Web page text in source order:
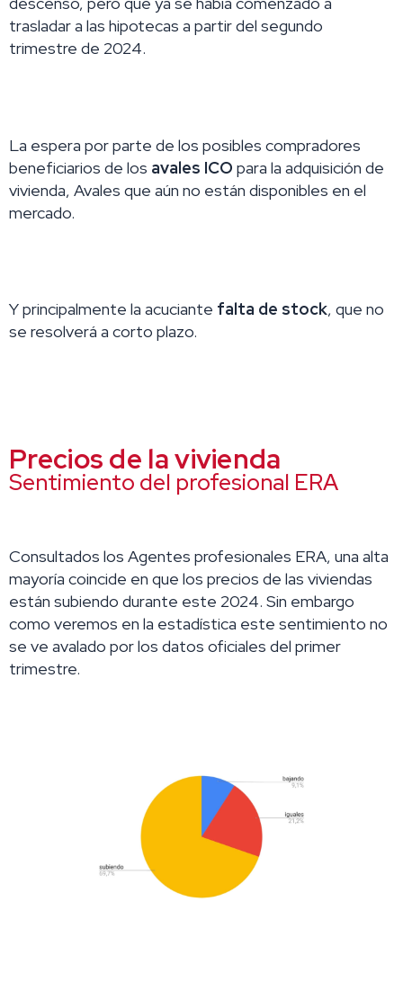
trasladar a las hipotecas a partir del segundo
trimestre de 2024.
La espera por parte de los posibles compradores
beneficiarios de los avales ICO para la adquisición de
vivienda, Avales que aún no están disponibles en el
mercado.
Y principalmente la acuciante falta de stock, que no
se resolverá a corto plazo.
Precios de la vivienda
Sentimiento del profesional ERA
Consultados los Agentes profesionales ERA, una alta
mayoría coincide en que los precios de las viviendas
están subiendo durante este 2024. Sin embargo
como veremos en la estadística este sentimiento no
se ve avalado por los datos oficiales del primer
trimestre.